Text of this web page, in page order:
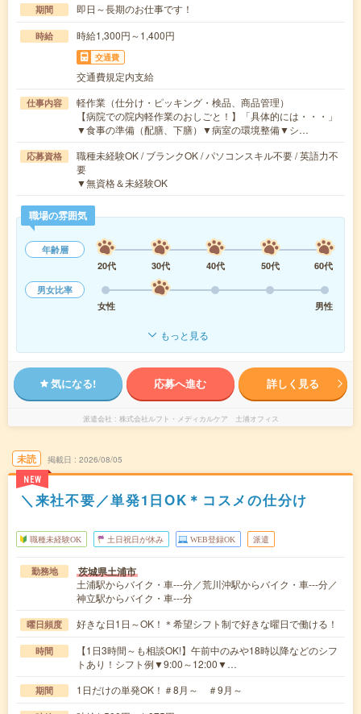
期間 即日～長期のお仕事です！
時給 時給1,300円～1,400円
交通費
交通費規定内支給
仕事内容
軽作業（仕分け・ピッキング・検品、商品管理）
【病院での院内軽作業のおしごと！】「具体的には・・・」
▼食事の準備（配膳、下膳）▼病室の環境整備▼シ…
応募資格
職種未経験OK / ブランクOK / パソコンスキル不要 / 英語力不
要
▼無資格＆未経験OK
職場の雰囲気
年齢層
20代
30代 40代 50代
60代
男女比率
女性
男性
もっと見る
気になる! 応募へ進む 詳しく見る
派遣会社 株式会社ルフト・メディカルケア 土浦オフィス
未読
NEW
掲載日 2026/08/05
＼来社不要／単発1日OK＊コスメの仕分け
職種未経験OK 土日祝日が休み WEB登録OK 派遣
勤務地 茨城県土浦市
土浦駅からバイク・車---分／荒川沖駅からバイク・車---分／
神立駅からバイク・車---分
曜日頻度 好きな日1日～OK！＊希望シフト制で好きな曜日で働ける！
時間
【1日3時間～も相談OK!】午前中のみや18時以降などのシフ
トあり！シフト例▼9:00～12:00▼…
期間 1日だけの単発OK！＃8月～ ＃9月～